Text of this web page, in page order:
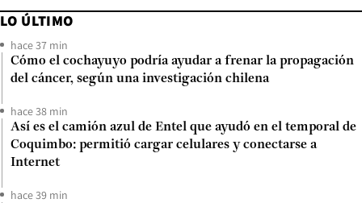
LO ÚLTIMO
hace 37 min
Cómo el cochayuyo podría ayudar a frenar la propagación
del cáncer, según una investigación chilena
hace 38 min
Así es el camión azul de Entel que ayudó en el temporal de
Coquimbo: permitió cargar celulares y conectarse a
Internet
hace 39 min